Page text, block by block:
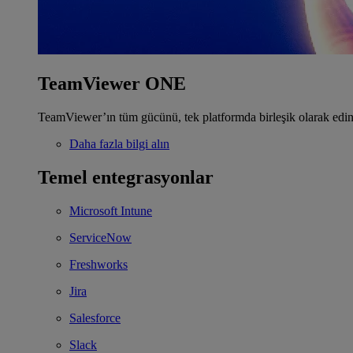
TeamViewer ONE
TeamViewer’ın tüm gücünü, tek platformda birleşik olarak
Daha fazla bilgi alın
Temel entegrasyonlar
Microsoft Intune
ServiceNow
Freshworks
Jira
Salesforce
Slack